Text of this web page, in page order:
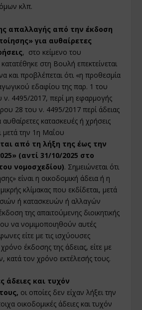
κλπ.
απαλλαγής από την έκδοση
για αυθαίρετες
, στο κείμενο του
στη Βουλή επεκτείνεται
και προβλέπεται ότι «η προθεσμία
εδαφίου της παρ. 1 του
4495/2017, περί μη εφαρμογής
28 του ν. 4495/2017 περί άδειας
κατασκευές ή χρήσεις
μετά την 1η Μαΐου
από τη λήξη της έως την
(αντί 31/10/2025 στο
νομοσχεδίου). Σημειώνεται ότι
είναι η οικοδομική άδεια ή η
κλίμακας που εκδίδεται, μετά
ή κατασκευών ή αλλαγών
της απαιτούμενης διοικητικής
να νομιμοποιηθούν αυτές
είτε με τις ισχύουσες
χρόνο έκδοσης της άδειας, είτε με
κατά τον χρόνο εκτέλεσής τους.
άδειες και τυχόν
οι οποίες δεν είχαν λήξει την
οικοδομικές άδειες και τυχόν